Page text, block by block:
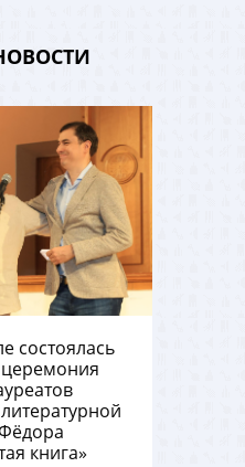
состоялась
книга»